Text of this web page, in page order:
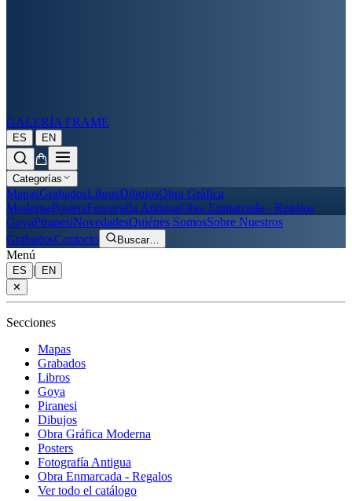
GALERÍA FRAME
ES | EN
Categorías
MapasGrabadosLibrosDibujosObra Gráfica
ModernaPostersFotografía AntiguaObra Enmarcada - Regalos
GoyaPiranesiNovedadesQuiénes SomosSobre Nuestros
GrabadosContacto Buscar…
Menú
ES |
EN
✕
Secciones
Mapas
Grabados
Libros
Goya
Piranesi
Dibujos
Obra Gráfica Moderna
Posters
Fotografía Antigua
Obra Enmarcada - Regalos
Ver todo el catálogo